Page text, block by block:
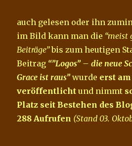
auch gelesen oder ihn
im Bild kann man die “meist
Beiträge”bis zum heutigen
Beitrag “”Logos” – die neue
Grace ist raus” wurde erst
veröffentlicht und nimmt
Platz seit Bestehen des
288 Aufrufen (Stand 03.